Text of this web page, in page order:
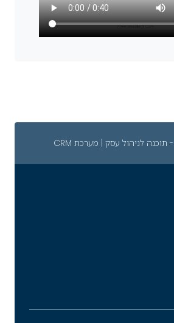
- תוכנה לניהול עסק | מערכת CRM